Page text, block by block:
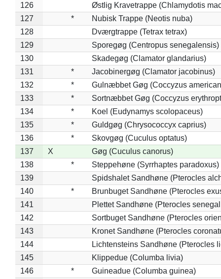
126
Østlig Kravetrappe (Chlamydotis
127
*
Nubisk Trappe (Neotis nuba)
128
Dværgtrappe (Tetrax tetrax)
129
Sporegøg (Centropus senegalensis)
130
Skadegøg (Clamator glandarius)
131
*
Jacobinergøg (Clamator jacobinus)
132
*
Gulnæbbet Gøg (Coccyzus
133
*
Sortnæbbet Gøg (Coccyzus
134
*
Koel (Eudynamys scolopaceus)
135
*
Guldgøg (Chrysococcyx caprius)
136
*
Skovgøg (Cuculus optatus)
137
X
Gøg (Cuculus canorus)
138
*
Steppehøne (Syrrhaptes paradoxus)
139
Spidshalet Sandhøne (Pterocles
140
*
Brunbuget Sandhøne (Pterocles
141
Plettet Sandhøne (Pterocles
142
Sortbuget Sandhøne (Pterocles
143
Kronet Sandhøne (Pterocles
144
Lichtensteins Sandhøne (Pterocles
145
Klippedue (Columba livia)
146
*
Guineadue (Columba guinea)